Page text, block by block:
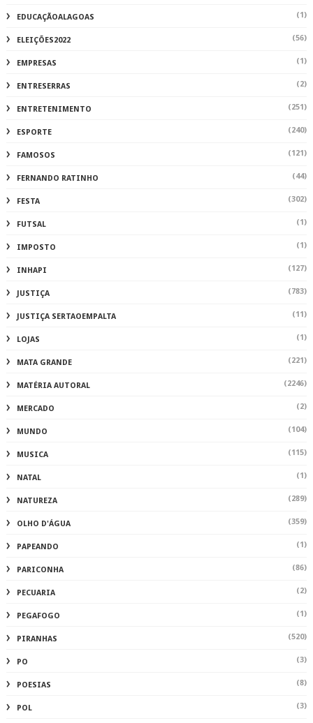
EDUCAÇÃOALAGOAS (1)
ELEIÇÕES2022 (56)
EMPRESAS (1)
ENTRESERRAS (2)
ENTRETENIMENTO (251)
ESPORTE (240)
FAMOSOS (121)
FERNANDO RATINHO (44)
FESTA (302)
FUTSAL (1)
IMPOSTO (1)
INHAPI (127)
JUSTIÇA (783)
JUSTIÇA SERTAOEMPALTA (11)
LOJAS (1)
MATA GRANDE (221)
MATÉRIA AUTORAL (2246)
MERCADO (2)
MUNDO (104)
MUSICA (115)
NATAL (1)
NATUREZA (289)
OLHO D'ÁGUA (359)
PAPEANDO (1)
PARICONHA (86)
PECUARIA (2)
PEGAFOGO (1)
PIRANHAS (520)
PO (3)
POESIAS (8)
POL (3)